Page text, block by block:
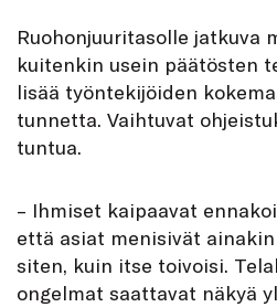
Ruohonjuuritasolle jatkuva
kuitenkin usein päätösten
lisää työntekijöiden
tunnetta. Vaihtuvat
tuntua.
– Ihmiset kaipaavat
että asiat menisivät
siten, kuin itse toivoisi.
ongelmat saattavat näkyä